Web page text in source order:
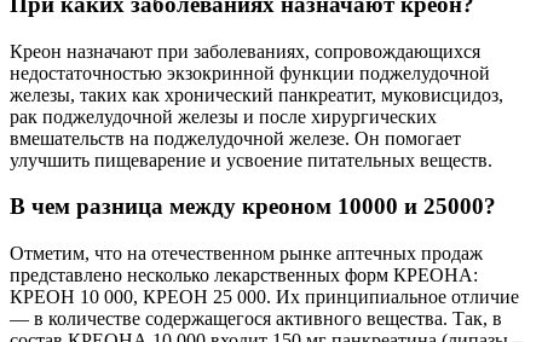
Креон назначают при заболеваниях, сопровождающихся
недостаточностью экзокринной функции поджелудочной
железы, таких как хронический панкреатит, муковисцидоз,
рак поджелудочной железы и после хирургических
вмешательств на поджелудочной железе. Он помогает
улучшить пищеварение и усвоение питательных веществ.
В чем разница между креоном 10000 и 25000?
Отметим, что на отечественном рынке аптечных продаж
представлено несколько лекарственных форм КРЕОНА:
КРЕОН 10 000, КРЕОН 25 000. Их принципиальное отличие
— в количестве содержащегося активного вещества. Так, в